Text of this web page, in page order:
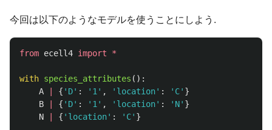
今回は以下のようなモデルを使うことにしよう.
from ecell4 import *
with species_attributes ():
A
{ ' D' : ' 1 ' , ' location' : ' C' }
B
{ ' D' : ' 1 ' , ' location' : ' N' }
N
{ ' location' : ' C' }